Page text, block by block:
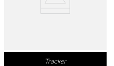
Tracker